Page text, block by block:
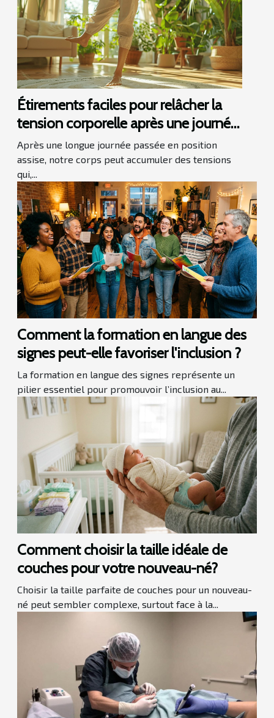
Comment la formation en langue des
signes peut-elle favoriser l'inclusion ?
La formation en langue des signes représente un
pilier essentiel pour promouvoir l’inclusion au...
Comment choisir la taille idéale de
couches pour votre nouveau-né?
Choisir la taille parfaite de couches pour un nouveau-
né peut sembler complexe, surtout face à la...
Étirements faciles pour relâcher la
tension corporelle après une journée
assise
Après une longue journée passée en position
assise, notre corps peut accumuler des tensions
qui,...